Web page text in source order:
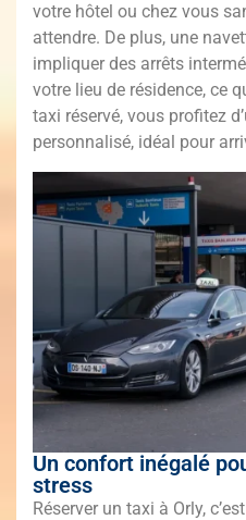
votre hôtel ou chez vous
attendre. De plus, une
impliquer des arrêts
votre lieu de résidence, ce
taxi réservé, vous profitez
personnalisé, idéal pour
Un confort inégalé
stress
Réserver un taxi à Orly,